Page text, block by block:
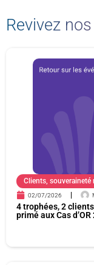
Revivez
Clients, souveraineté
02/07/2026
4 trophées, 2
primé aux Cas d’OR